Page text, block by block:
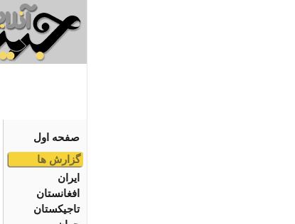
صفحه اول
گزارش ها
ایران
افغانستان
تاجیکستان